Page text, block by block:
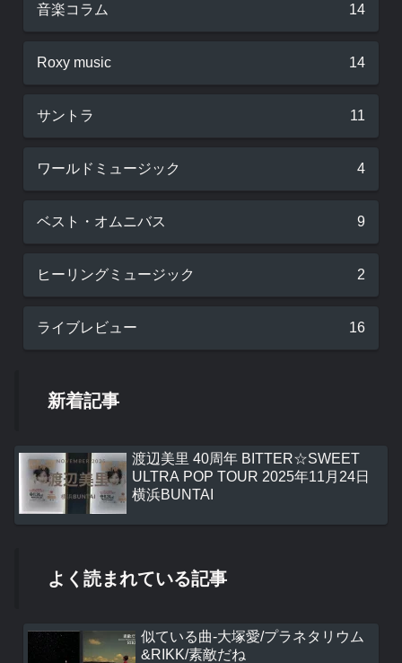
音楽コラム 14
Roxy music 14
サントラ 11
ワールドミュージック 4
ベスト・オムニバス 9
ヒーリングミュージック 2
ライブレビュー 16
新着記事
渡辺美里 40周年 BITTER☆SWEET
ULTRA POP TOUR 2025年11月24日
横浜BUNTAI
よく読まれている記事
似ている曲-大塚愛/プラネタリウム
&RIKK/素敵だね